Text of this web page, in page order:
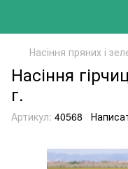
Насіння пряних і
Насіння
г.
Артикул: 40568